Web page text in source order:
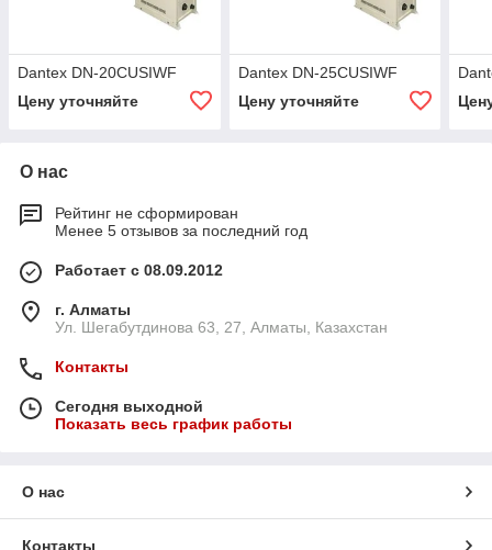
Dantex DN-20CUSIWF
Цену уточняйте
Dantex DN-25CUSIWF
Цену уточняйте
О нас
Рейтинг не сформирован
Менее 5 отзывов за последний год
Работает с 08.09.2012
г. Алматы
Ул. Шегабутдинова 63, 27, Алматы, Казахстан
Контакты
Сегодня выходной
Показать весь график работы
О нас
Контакты